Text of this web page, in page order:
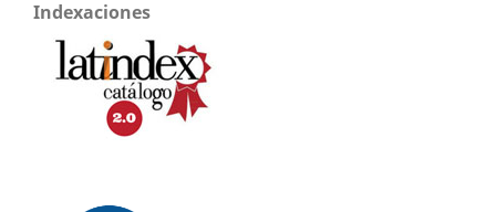
Indexaciones